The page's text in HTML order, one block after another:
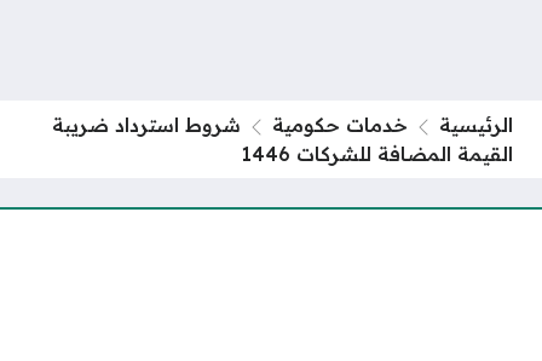
الرئيسية خدمات حكومية
شروط استرداد ضريبة
القيمة المضافة للشركات 1446